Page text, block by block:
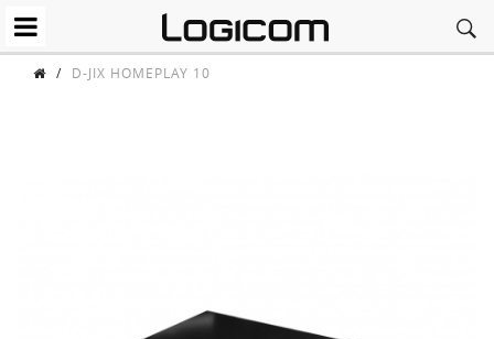
/ D-JIX HOMEPLAY 10